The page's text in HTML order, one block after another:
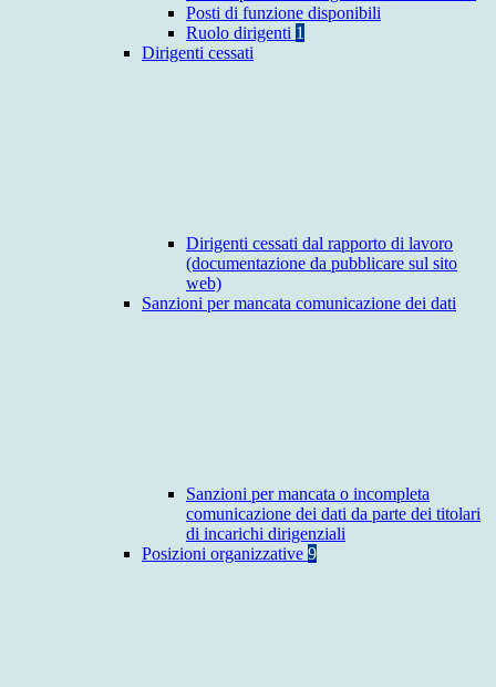
Posti di funzione disponibili
Ruolo dirigenti 1
Dirigenti cessati
Dirigenti cessati dal rapporto di lavoro
(documentazione da pubblicare sul sito
web)
Sanzioni per mancata comunicazione dei dati
Sanzioni per mancata o incompleta
comunicazione dei dati da parte dei titolari
di incarichi dirigenziali
Posizioni organizzative 9